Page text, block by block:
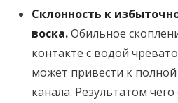
Склонность к
воска.Обильное
контакте с водой
может привести к
канала. Результатом чего